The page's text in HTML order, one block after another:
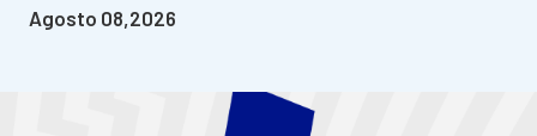
Agosto 08,2026